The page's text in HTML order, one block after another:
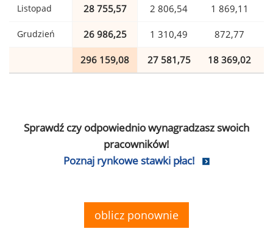
Listopad 28 755,57 2 806,54 1 869,11
Grudzień 26 986,25 1 310,49 872,77
296 159,08 27 581,75 18 369,02
Sprawdź czy odpowiednio wynagradzasz swoich
pracowników!
Poznaj rynkowe stawki płac!
oblicz ponownie